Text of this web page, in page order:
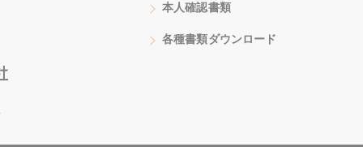
本人確認書類
各種書類ダウンロード